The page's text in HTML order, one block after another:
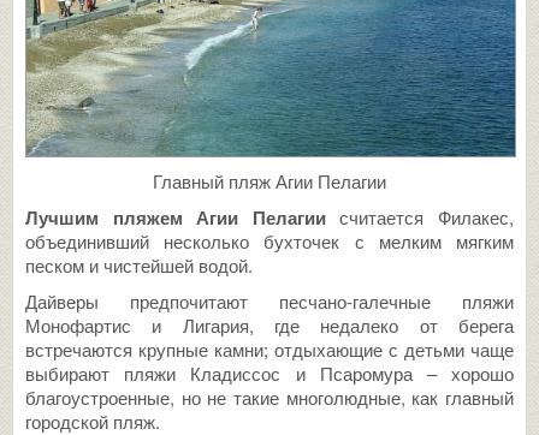
Главный пляж Агии Пелагии
Лучшим пляжем Агии Пелагиисчитается Филакес,
объединивший несколько бухточек с мелким мягким
песком и чистейшей водой.
Дайверы предпочитают песчано-галечные пляжи
Монофартис и Лигария, где недалеко от берега
встречаются крупные камни; отдыхающие с детьми чаще
выбирают пляжи Кладиссос и Псаромура – хорошо
благоустроенные, но не такие многолюдные, как главный
городской пляж.